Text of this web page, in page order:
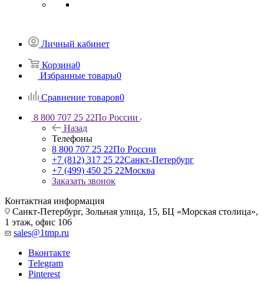
Личный кабинет
Корзина0
Избранные товары0
Сравнение товаров0
8 800 707 25 22По России
Назад
Телефоны
8 800 707 25 22По России
+7 (812) 317 25 22Санкт-Петербург
+7 (499) 450 25 22Москва
Заказать звонок
Контактная информация
Санкт-Петербург, Зольная улица, 15, БЦ «Морская столица»,
1 этаж, офис 106
sales@1tmp.ru
Вконтакте
Telegram
Pinterest